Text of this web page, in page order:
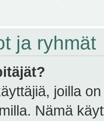
ja ryhmät
joilla
Nämä